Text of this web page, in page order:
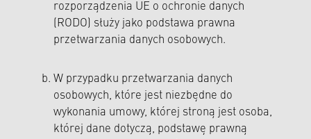
rozporządzenia UE o ochronie danych
(RODO) służy jako podstawa prawna
przetwarzania danych osobowych.
W przypadku przetwarzania danych
osobowych, które jest niezbędne do
wykonania umowy, której stroną jest osoba,
której dane dotyczą, podstawę prawną